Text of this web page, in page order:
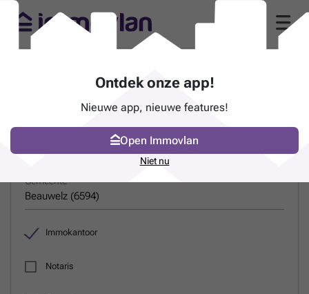
ZOEK EEN PROFESSIONAL
Naam
Gemeente
Immokantoor
Notaris
Ontdek onze app!
Nieuwe app, nieuwe features!
Open Immovlan
Niet nu